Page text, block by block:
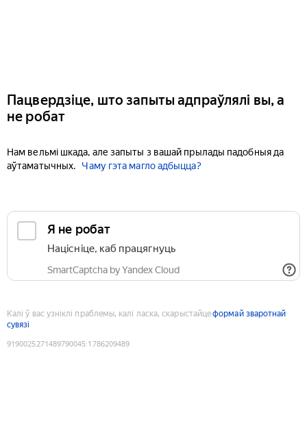
Пацвердзіце, што запыты адпраўлялі вы, а
не робат
Нам вельмі шкада, але запыты з вашай прылады падобныя да
аўтаматычных.
Чаму гэта магло адбыцца?
Я не робат
Націсніце, каб працягнуць
SmartCaptcha by Yandex Cloud
Калі ў вас узніклі праблемы, калі ласка, скарыстайцеформай зваротнай
сувязі
9190025271489790045:1786209489